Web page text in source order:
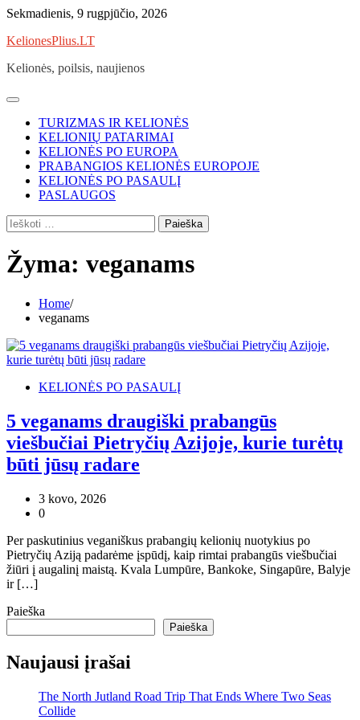
Skip
content
Sekmadienis, 9 rugpjūčio, 2026
KelionesPlius.LT
Kelionės, poilsis, naujienos
TURIZMAS IR KELIONĖS
KELIONIŲ PATARIMAI
KELIONĖS PO EUROPA
PRABANGIOS KELIONĖS EUROPOJE
KELIONĖS PO PASAULĮ
PASLAUGOS
Ieškoti:
Žyma: veganams
Home
veganams
KELIONĖS PO PASAULĮ
5 veganams draugiški prabangūs
viešbučiai Pietryčių Azijoje, kurie turėtų
būti jūsų radare
3 kovo, 2026
0
Per paskutinius veganiškus prabangių kelionių nuotykius po
Pietryčių Aziją padarėme įspūdį, kaip rimtai prabangūs viešbučiai
žiūri į augalinį maistą. Kvala Lumpūre, Bankoke, Singapūre, Balyje
ir […]
Paieška
Paieška
Naujausi įrašai
The North Jutland Road Trip That Ends Where Two Seas
Collide